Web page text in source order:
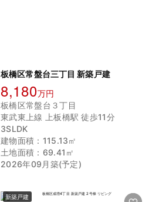
板橋区常盤台三丁目 新築戸建
8,180万円
板橋区常盤台３丁目
東武東上線 上板橋駅 徒歩11分
3SLDK
建物面積：115.13㎡
土地面積：69.41㎡
2026年09月築(予定)
新築戸建